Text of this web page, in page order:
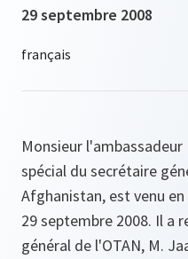
29 septembre 2008
Monsieur
spécial du secrétaire
Afghanistan, est venu
29 septembre 2008. Il a
général de l'OTAN, M.